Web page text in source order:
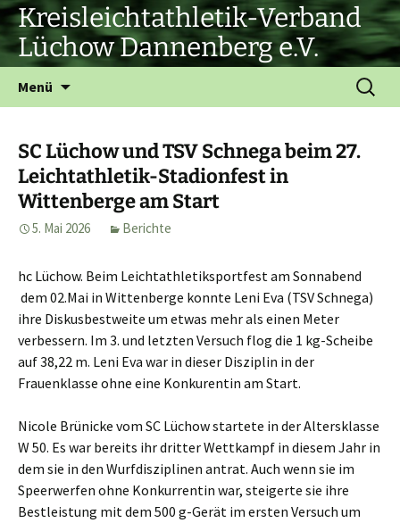
Zum
Inhalt
springen
Kreisleichtathletik-Verband
Lüchow Dannenberg e.V.
Menü
Suchen
nach:
SC Lüchow und TSV Schnega beim 27.
Leichtathletik-Stadionfest in
Wittenberge am Start
5. Mai 2026 Berichte
hc Lüchow. Beim Leichtathletiksportfest am Sonnabend
dem 02.Mai in Wittenberge konnte Leni Eva (TSV Schnega)
ihre Diskusbestweite um etwas mehr als einen Meter
verbessern. Im 3. und letzten Versuch flog die 1 kg-Scheibe
auf 38,22 m. Leni Eva war in dieser Disziplin in der
Frauenklasse ohne eine Konkurentin am Start.
Nicole Brünicke vom SC Lüchow startete in der Altersklasse
W 50. Es war bereits ihr dritter Wettkampf in diesem Jahr in
dem sie in den Wurfdisziplinen antrat. Auch wenn sie im
Speerwerfen ohne Konkurrentin war, steigerte sie ihre
Bestleistung mit dem 500 g-Gerät im ersten Versuch um